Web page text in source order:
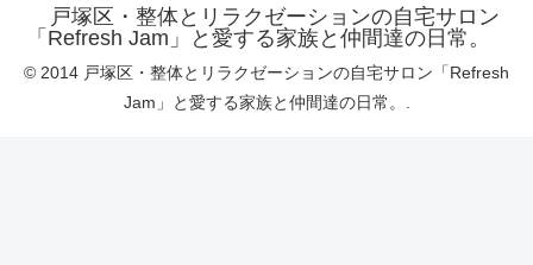
戸塚区・整体とリラクゼーションの自宅サロン
「Refresh Jam」と愛する家族と仲間達の日常。
© 2014 戸塚区・整体とリラクゼーションの自宅サロン「Refresh
Jam」と愛する家族と仲間達の日常。.